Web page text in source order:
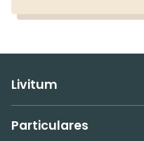
Livitum
Particulares